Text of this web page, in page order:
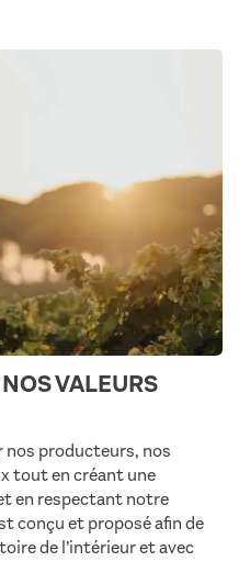
VALEURS
nos producteurs, nos
tout en créant une
en respectant notre
conçu et proposé afin de
de l’intérieur et avec